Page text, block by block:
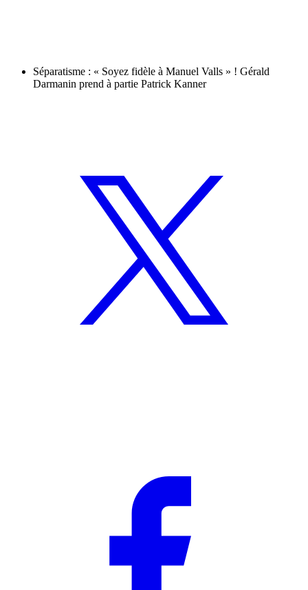
Séparatisme : « Soyez fidèle à Manuel Valls » ! Gérald
Darmanin prend à partie Patrick Kanner